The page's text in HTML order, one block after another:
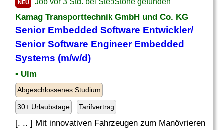
NEU Job vor 3 Std. bei StepStone gefunden
Kamag Transporttechnik GmbH und Co. KG
Senior Embedded Software Entwickler/
SeniorSoftware Engineer Embedded
Systems (m/w/d)
• Ulm
Abgeschlossenes Studium
30+ Urlaubstage Tarifvertrag
[. .. ] Mit innovativen Fahrzeugen zum Manövrieren